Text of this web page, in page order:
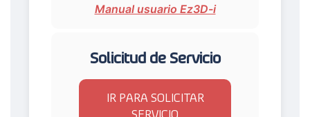
Manual usuario Ez3D-i
Solicitud de Servicio
IR PARA SOLICITAR
SERVICIO